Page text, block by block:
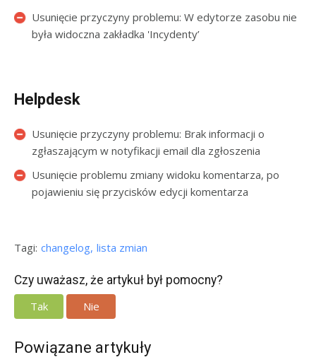
Usunięcie przyczyny problemu: W edytorze zasobu nie
była widoczna zakładka 'Incydenty’
Helpdesk
Usunięcie przyczyny problemu: Brak informacji o
zgłaszającym w notyfikacji email dla zgłoszenia
Usunięcie problemu zmiany widoku komentarza, po
pojawieniu się przycisków edycji komentarza
Tagi: changelog lista zmian
Czy uważasz, że artykuł był pomocny?
Tak
Nie
Powiązane artykuły